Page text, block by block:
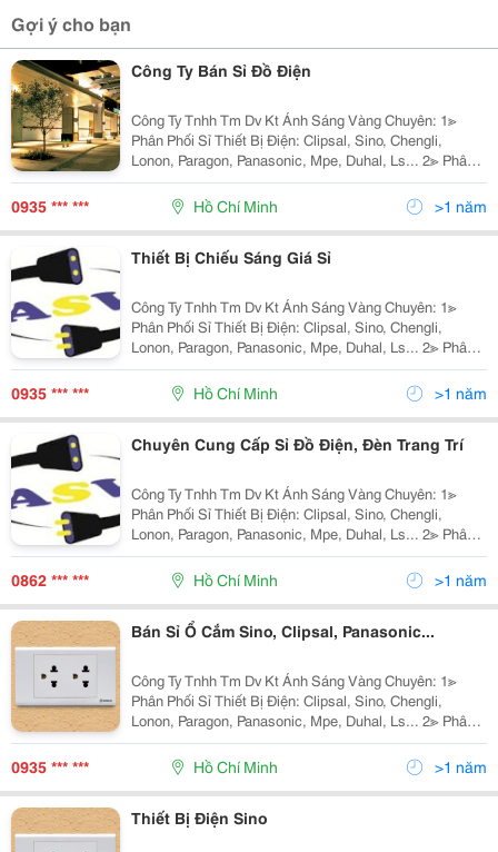
Gợi ý cho bạn
Công Ty Bán Sỉ Đồ Điện
Công Ty Tnhh Tm Dv Kt Ánh Sáng Vàng Chuyên: 1≫
Phân Phối Sỉ Thiết Bị Điện: Clipsal, Sino, Chengli,
Lonon, Paragon, Panasonic, Mpe, Duhal, Ls... 2≫ Phân
Phối Đèn Chiếu Sáng Nội Ngoại Thất: Nét Việt, Euro,
Sano, Quốc Ngọc, 168 Lighting, Kim Lo
0935 *** *** Hồ Chí Minh >1 năm
Thiết Bị Chiếu Sáng Giá Sỉ
Công Ty Tnhh Tm Dv Kt Ánh Sáng Vàng Chuyên: 1≫
Phân Phối Sỉ Thiết Bị Điện: Clipsal, Sino, Chengli,
Lonon, Paragon, Panasonic, Mpe, Duhal, Ls... 2≫ Phân
Phối Đèn Chiếu Sáng Nội Ngoại Thất: Hufa Lighting,
Fata Lighting, Euroto, Nét Việt, Sano,
0935 *** *** Hồ Chí Minh >1 năm
Chuyên Cung Cấp Sỉ Đồ Điện, Đèn Trang Trí
Công Ty Tnhh Tm Dv Kt Ánh Sáng Vàng Chuyên: 1≫
Phân Phối Sỉ Thiết Bị Điện: Clipsal, Sino, Chengli,
Lonon, Paragon, Panasonic, Mpe, Duhal, Ls... 2≫ Phân
Phối Đèn Chiếu Sáng Nội Ngoại Thất: Nét Việt, Euro,
Sano, Quốc Ngọc, 168 Lighting, Kim Lo
0862 *** *** Hồ Chí Minh >1 năm
Bán Sỉ Ổ Cắm Sino, Clipsal, Panasonic...
Công Ty Tnhh Tm Dv Kt Ánh Sáng Vàng Chuyên: 1≫
Phân Phối Sỉ Thiết Bị Điện: Clipsal, Sino, Chengli,
Lonon, Paragon, Panasonic, Mpe, Duhal, Ls... 2≫ Phân
Phối Đèn Chiếu Sáng Nội Ngoại Thất: Hufa Lighting,
Fata Lighting, Euroto, Nét Việt, Sano,
0935 *** *** Hồ Chí Minh >1 năm
Thiết Bị Điện Sino